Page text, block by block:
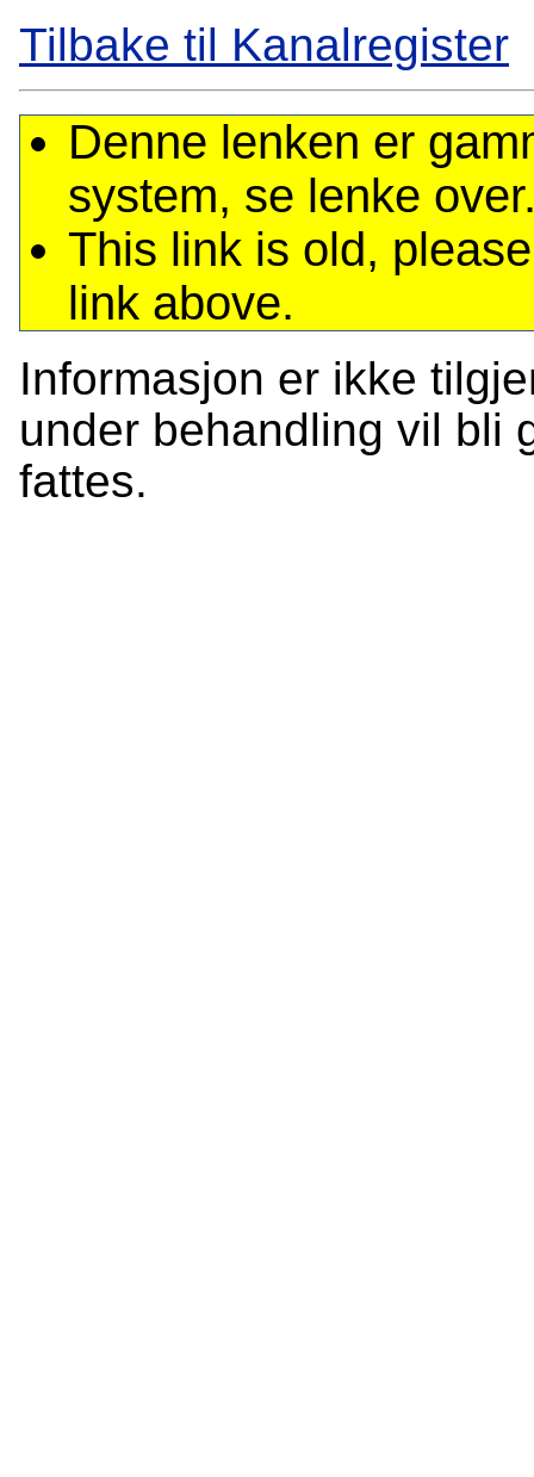
Tilbake til Kanalregister
Denne lenken er
system, se lenke
This link is old,
link above.
Informasjon er ikke
under behandling vil bli
fattes.